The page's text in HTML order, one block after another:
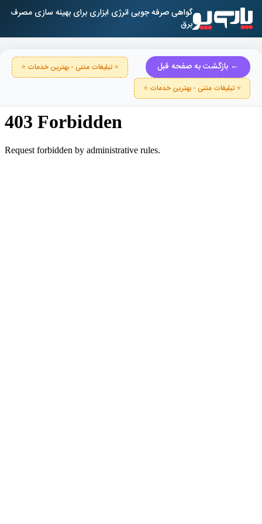
گواهی صرفه جویی انرژی ابزاری برای بهینه سازی مصرف
برق
← بازگشت به صفحه قبل
⭐ تبلیغات متنی - بهترین خدمات ⭐
⭐ تبلیغات متنی - بهترین خدمات ⭐